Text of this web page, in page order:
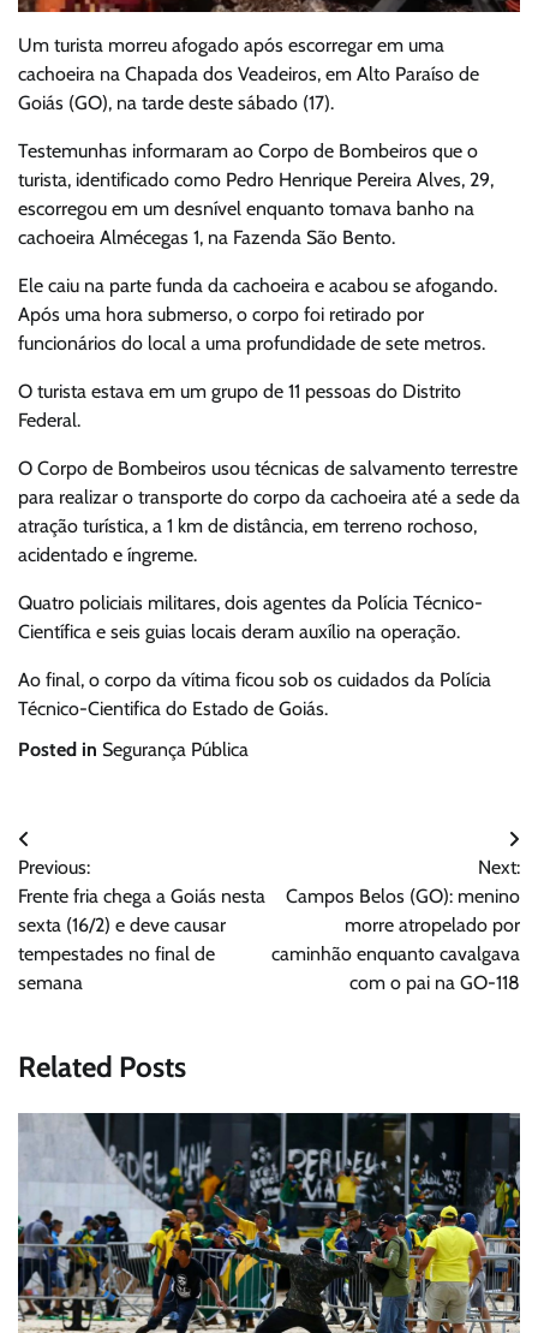
Um turista morreu afogado após escorregar em uma
cachoeira na Chapada dos Veadeiros, em Alto Paraíso de
Goiás (GO), na tarde deste sábado (17).
Testemunhas informaram ao Corpo de Bombeiros que o
turista, identificado como Pedro Henrique Pereira Alves, 29,
escorregou em um desnível enquanto tomava banho na
cachoeira Almécegas 1, na Fazenda São Bento.
Ele caiu na parte funda da cachoeira e acabou se afogando.
Após uma hora submerso, o corpo foi retirado por
funcionários do local a uma profundidade de sete metros.
O turista estava em um grupo de 11 pessoas do Distrito
Federal.
O Corpo de Bombeiros usou técnicas de salvamento terrestre
para realizar o transporte do corpo da cachoeira até a sede da
atração turística, a 1 km de distância, em terreno rochoso,
acidentado e íngreme.
Quatro policiais militares, dois agentes da Polícia Técnico-
Científica e seis guias locais deram auxílio na operação.
Ao final, o corpo da vítima ficou sob os cuidados da Polícia
Técnico-Cientifica do Estado de Goiás.
Posted in Segurança Pública
Navegação
de
Post
Previous:
Frente fria chega a Goiás nesta
sexta (16/2) e deve causar
tempestades no final de
semana
Next:
Campos Belos (GO): menino
morre atropelado por
caminhão enquanto cavalgava
com o pai na GO-118
Related Posts